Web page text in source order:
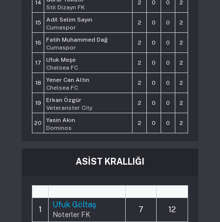
14
Stil Dizayn FK
2 0 0 2
15
Adil Selim Sayın
Cumaspor
2 0 0 2
16
Fatih Muhammed Dağ
Cumaspor
2 0 0 2
17
Ufuk Meşe
Chelsea FC
2 0 0 2
18
Yener Can Altın
Chelsea FC
2 0 0 2
19
Erkan Özgür
Veteranster City
2 0 0 2
20
Yasin Akın
Dominos
2 0 0 2
ASİST KRALLIĞI
1
Ufuk Göltaş
Noterler FK
7 12